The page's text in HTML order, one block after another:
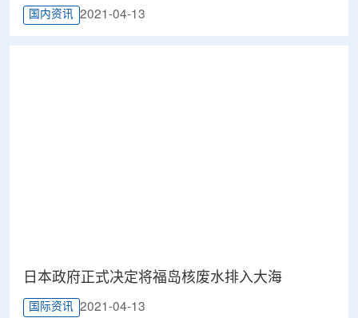
国内资讯 2021-04-13
日本政府正式决定将福岛核废水排入大海
国际资讯 2021-04-13